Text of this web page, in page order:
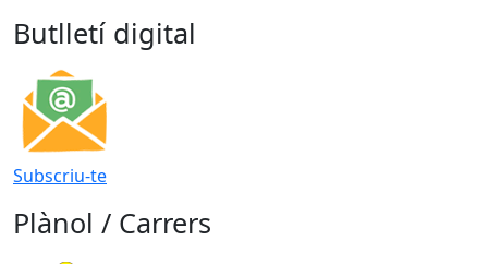
Butlletí digital
Subscriu-te
Plànol / Carrers